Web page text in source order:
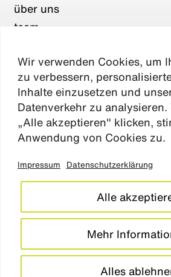
Wir verwenden Cookies, um
zu verbessern,
Inhalte einzusetzen und
Datenverkehr zu analysieren.
„Alle akzeptieren" klicken,
Anwendung von Cookies zu.
Impressum Datenschutzerklärung
Mehr
Alles
Alle
über uns
team
aktuelles
kontakt
impressum
datenschutz
cookie einstellungen
barrierefreiheitserklärung